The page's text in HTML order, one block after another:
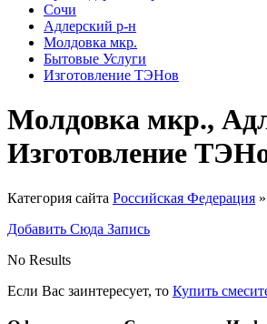
Сочи
Адлерский р-н
Молдовка мкр.
Бытовые Услуги
Изготовление ТЭНов
Молдовка мкр.,
Изготовление
Категория сайта Российская Федерация »
Добавить Сюда Запись
No Results
Если Вас заинтересует, то Купить